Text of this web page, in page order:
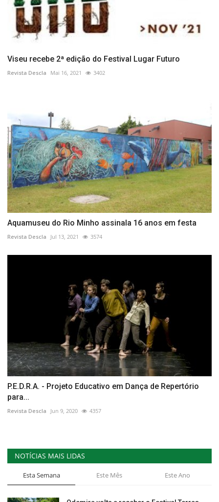
Viseu recebe 2ª edição do Festival Lugar Futuro
Revista Descla Mai 16, 2021 3402
Aquamuseu do Rio Minho assinala 16 anos em festa
Revista Descla Jul 13, 2021 3574
P.E.D.R.A. - Projeto Educativo em Dança de Repertório
para...
Revista Descla Jun 9, 2020 4357
NOTÍCIAS MAIS LIDAS
Esta Semana Este Mês Este Ano